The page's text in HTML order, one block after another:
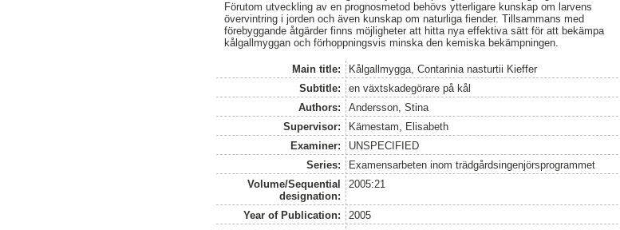
Förutom utveckling av en prognosmetod behövs ytterligare kunskap om larvens
övervintring i jorden och även kunskap om naturliga fiender. Tillsammans med
förebyggande åtgärder finns möjligheter att hitta nya effektiva sätt för att bekämpa
kålgallmyggan och förhoppningsvis minska den kemiska bekämpningen.
Main title:
Kålgallmygga, Contarinia nasturtii Kieffer
Subtitle:
en växtskadegörare på kål
Authors:
Andersson, Stina
Supervisor:
Kärnestam, Elisabeth
Examiner:
UNSPECIFIED
Series:
Examensarbeten inom trädgårdsingenjörsprogrammet
Volume/Sequential
designation:
2005:21
Year of Publication:
2005